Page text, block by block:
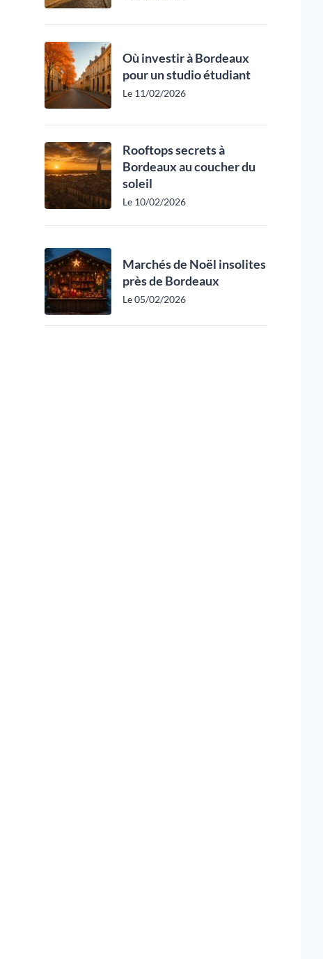
Où investir à Bordeaux
pour un studio étudiant
Le 11/02/2026
Rooftops secrets à
Bordeaux au coucher du
soleil
Le 10/02/2026
Marchés de Noël insolites
près de Bordeaux
Le 05/02/2026